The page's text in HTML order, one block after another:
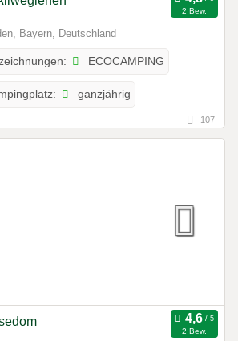
2 Bew.
Bayern, Deutschland
ECOCAMPING
ganzjährig
107
2 Bew.